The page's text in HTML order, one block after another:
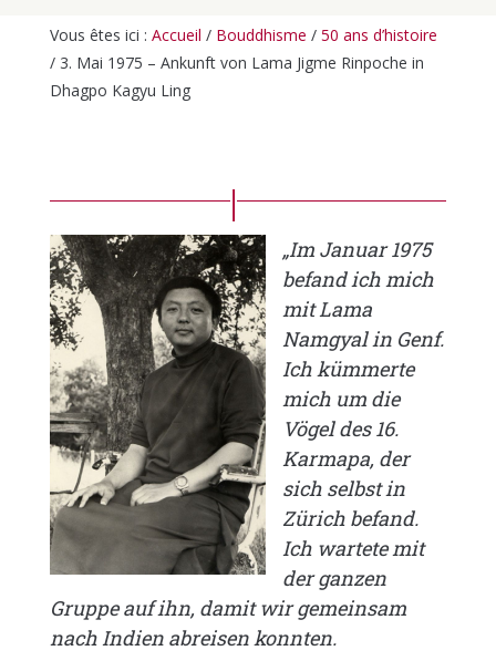
Vous êtes ici : Accueil / Bouddhisme / 50 ans d’histoire
/ 3. Mai 1975 – Ankunft von Lama Jigme Rinpoche in
Dhagpo Kagyu Ling
„Im Januar 1975
befand ich mich
mit Lama
Namgyal in Genf.
Ich kümmerte
mich um die
Vögel des 16.
Karmapa, der
sich selbst in
Zürich befand.
Ich wartete mit
der ganzen
Gruppe auf ihn, damit wir gemeinsam
nach Indien abreisen konnten.